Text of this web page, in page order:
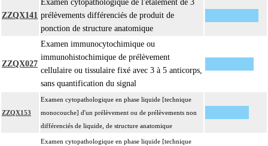
microscopique de pièce d'exérèse
L'examen anatomopathologique d'un organe inclut : l'examen du feuillet
viscéral de son éventuelle séreuse
L'examen anatomopathologique de pièce d'exérèse inclut : l'échantillonnage,
la fixation, l'inclusion, la préparation microscopique avec une coloration
standard à base d'hémalun ou d'hématoxyline-éosine ou de phloxine avec ou
sans safran, avec ou sans photographie, l'interprétation, les éventuels
réexamens aux divers stades de réalisation, le compte rendu, le codage
Avec ou sans : coloration spéciale
coupes sériées
empreinte par apposition cellulaire
ZZQX141
Examen cytopathologique de l'étalement de 3
prélèvements différenciés de produit de
ponction de structure anatomique
ZZQX027
Examen immunocytochimique ou
immunohistochimique de prélèvement
cellulaire ou tissulaire fixé avec 3 à 5 anticorps,
sans quantification du signal
ZZQX153
Examen cytopathologique en phase liquide [technique
monocouche] d'un prélèvement ou de prélèvements non
différenciés de liquide, de structure anatomique
Examen cytopathologique en phase liquide [technique